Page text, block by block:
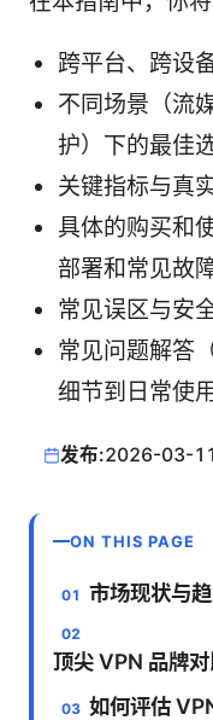
跨平台、跨设
不同场景（流
护）下的最佳
关键指标与真
具体的购买和
部署和常见故
常见误区与安
常见问题解答
细节到日常使
发布:2026-03-11
ON THIS PAGE
市场现状与
顶尖 VPN 品牌
如何评估